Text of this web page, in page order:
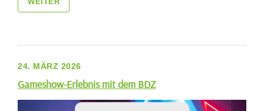
24. MÄRZ 2026
Gameshow-Erlebnis mit dem BDZ